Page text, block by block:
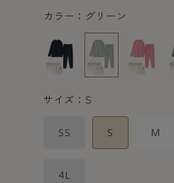
カラー：グリーン
サイズ：S
SS S M
4L